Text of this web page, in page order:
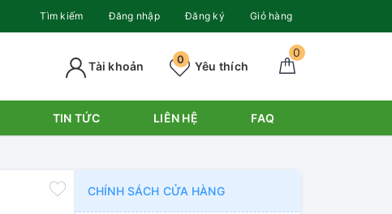
Tìm kiếm Đăng nhập Đăng ký Giỏ hàng
0
Yêu thích
0
Tài khoản
TIN TỨC LIÊN HỆ FAQ
CHÍNH SÁCH CỬA HÀNG